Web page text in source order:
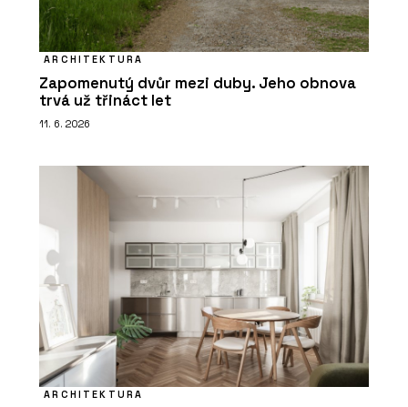
ARCHITEKTURA
Zapomenutý dvůr mezi duby. Jeho obnova
trvá už třináct let
11. 6. 2026
ARCHITEKTURA